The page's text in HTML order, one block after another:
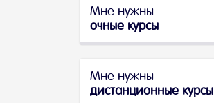
Мне нужны
очные курсы
Мне нужны
дистанционные курсы